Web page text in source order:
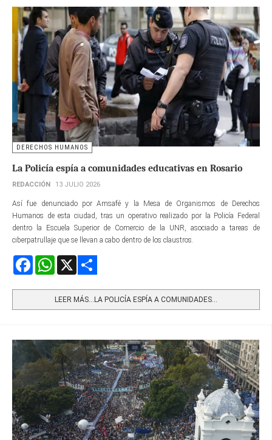
DERECHOS HUMANOS
La Policía espía a comunidades educativas en Rosario
REDACCIÓN 13 JULIO 2026
Así fue denunciado por Amsafé y la Mesa de Organismos de Derechos
Humanos de esta ciudad, tras un operativo realizado por la Policía Federal
dentro la Escuela Superior de Comercio de la UNR, asociado a tareas de
ciberpatrullaje que se llevan a cabo dentro de los claustros.
FacebookWhatsApp
LEER MÁS…LA POLICÍA ESPÍA A COMUNIDADES...